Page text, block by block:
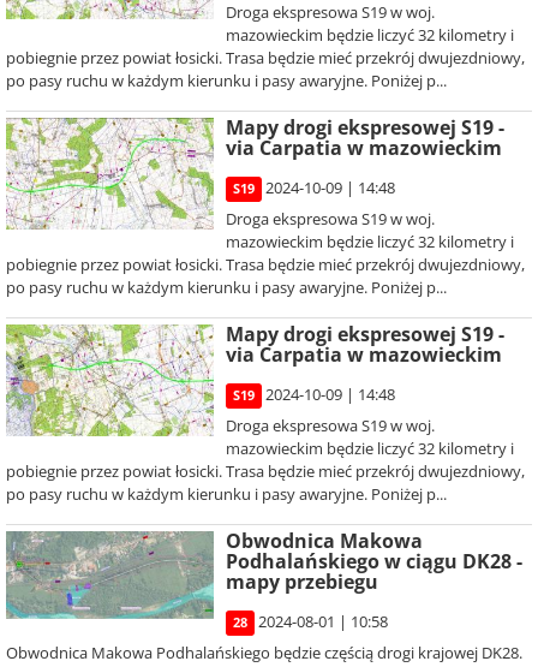
Droga ekspresowa S19 w woj.
mazowieckim będzie liczyć 32 kilometry i
pobiegnie przez powiat łosicki. Trasa będzie mieć przekrój dwujezdniowy,
po pasy ruchu w każdym kierunku i pasy awaryjne. Poniżej p...
Mapy drogi ekspresowej S19 -
via Carpatia w mazowieckim
S19
2024-10-09 | 14:48
Droga ekspresowa S19 w woj.
mazowieckim będzie liczyć 32 kilometry i
pobiegnie przez powiat łosicki. Trasa będzie mieć przekrój dwujezdniowy,
po pasy ruchu w każdym kierunku i pasy awaryjne. Poniżej p...
Mapy drogi ekspresowej S19 -
via Carpatia w mazowieckim
S19
2024-10-09 | 14:48
Droga ekspresowa S19 w woj.
mazowieckim będzie liczyć 32 kilometry i
pobiegnie przez powiat łosicki. Trasa będzie mieć przekrój dwujezdniowy,
po pasy ruchu w każdym kierunku i pasy awaryjne. Poniżej p...
Obwodnica Makowa
Podhalańskiego w ciągu DK28 -
mapy przebiegu
28
2024-08-01 | 10:58
Obwodnica Makowa Podhalańskiego będzie częścią drogi krajowej DK28.